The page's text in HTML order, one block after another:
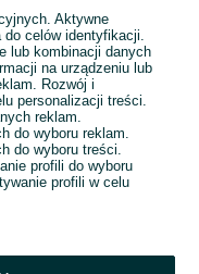
Aktywne
celów identyfikacji.
lub kombinacji danych
na urządzeniu lub
Rozwój i
personalizacji treści.
reklam.
do wyboru reklam.
do wyboru treści.
profili do wyboru
profili w celu